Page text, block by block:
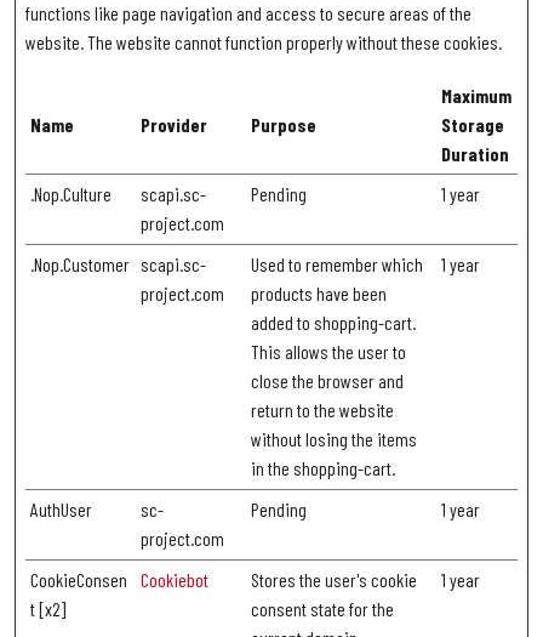
functions like page navigation and access to secure areas of the
website. The website cannot function properly without these cookies.
Name Provider Purpose
Maximum
Storage
Duration
.Nop.Culture
scapi.sc-
project.com
Pending 1 year
.Nop.Customer scapi.sc-
project.com
Used to remember which
products have been
added to shopping-cart.
This allows the user to
close the browser and
return to the website
without losing the items
in the shopping-cart.
1 year
AuthUser
sc-
project.com
Pending 1 year
CookieConsen
t [x2]
Cookiebot
Stores the user's cookie
consent state for the
1 year